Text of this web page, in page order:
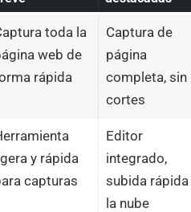
toda la
web de
rápida
Captura de
página
completa, sin
cortes
y rápida
capturas
Editor
integrado,
subida rápida
la nube